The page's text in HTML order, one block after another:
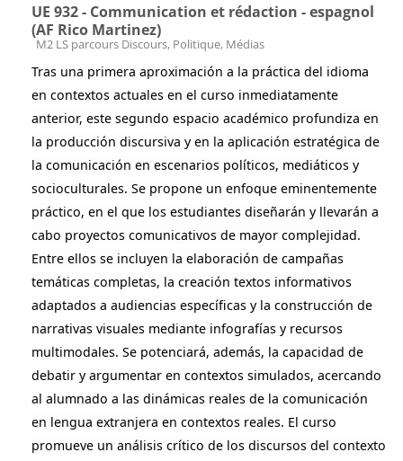
UE 932 - Communication et rédaction - espagnol
(AF Rico Martinez)
Catégorie de cours
M2 LS parcours Discours, Politique, Médias
Tras una primera aproximación a la práctica del idioma
en contextos actuales en el curso inmediatamente
anterior, este segundo espacio académico profundiza en
la producción discursiva y en la aplicación estratégica de
la comunicación en escenarios políticos, mediáticos y
socioculturales. Se propone un enfoque eminentemente
práctico, en el que los estudiantes diseñarán y llevarán a
cabo proyectos comunicativos de mayor complejidad.
Entre ellos se incluyen la elaboración de campañas
temáticas completas, la creación textos informativos
adaptados a audiencias específicas y la construcción de
narrativas visuales mediante infografías y recursos
multimodales. Se potenciará, además, la capacidad de
debatir y argumentar en contextos simulados, acercando
al alumnado a las dinámicas reales de la comunicación
en lengua extranjera en contextos reales. El curso
promueve un análisis crítico de los discursos del contexto